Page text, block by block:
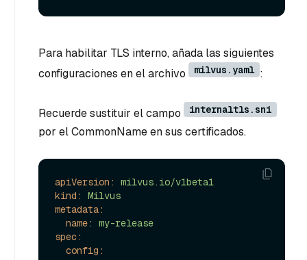
Para habilitar TLS interno, añada las siguientes
configuraciones en el archivo
milvus.yaml :
Recuerde sustituir el campo internaltls.sni
por el CommonName en sus certificados.
apiVersion:
milvus.io/v1beta1
kind:
Milvus
metadata:
name:
my-release
spec:
config: